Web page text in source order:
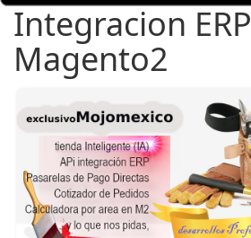
Integracion ERP
Magento2